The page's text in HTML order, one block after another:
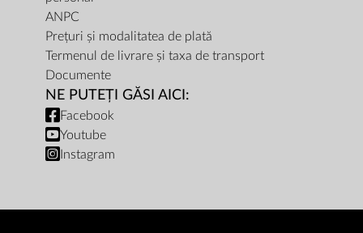
ANPC
Prețuri și modalitatea de plată
Termenul de livrare și taxa de transport
Documente
NE PUTEȚI GĂSI AICI:
Facebook
Youtube
Instagram